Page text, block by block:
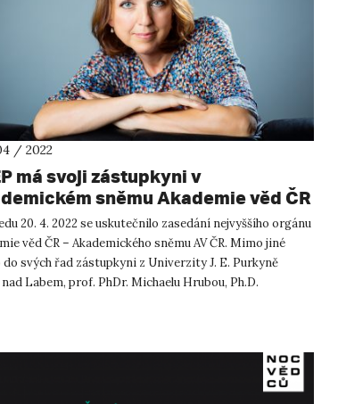
/ 2022
má svoji zástupkyni v
sněmu Akademie věd ČR
20. 4. 2022 se uskutečnilo zasedání nejvyššího orgánu
věd ČR – Akademického sněmu AV ČR. Mimo jiné
svých řad zástupkyni z Univerzity J. E. Purkyně
Labem, prof. PhDr. Michaelu Hrubou, Ph.D.